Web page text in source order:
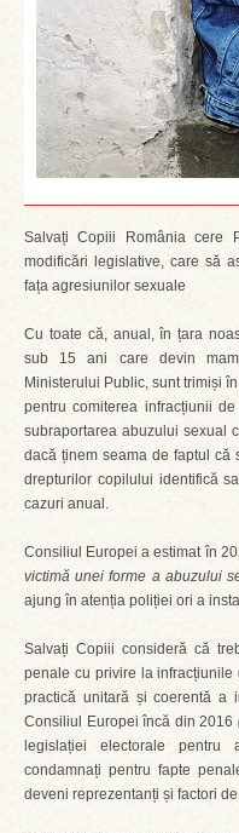
Salvați Copiii România cere
modificări legislative, care să
fața agresiunilor sexuale
Cu toate că, anual, în țara
sub 15 ani care devin
Ministerului Public, sunt trimiși
pentru comiterea infracțiunii
subraportarea abuzului sexual
dacă ținem seama de faptul că
drepturilor copilului identifică
cazuri anual.
Consiliul Europei a estimat în
victimă unei forme a abuzului
ajung în atenția poliției ori a
Salvați Copiii consideră că
penale cu privire la
practică unitară și coerentă a
Consiliul Europei încă din 2016
legislației electorale
condamnați pentru fapte
deveni reprezentanți și factori